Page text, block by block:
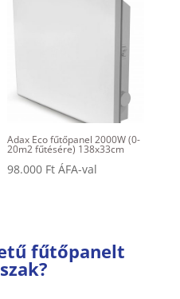
Adax Eco fűtőpanel 2000W (0-
20m2 fűtésére) 138x33cm
98.000 Ft ÁFA-val
fűtőpanelt